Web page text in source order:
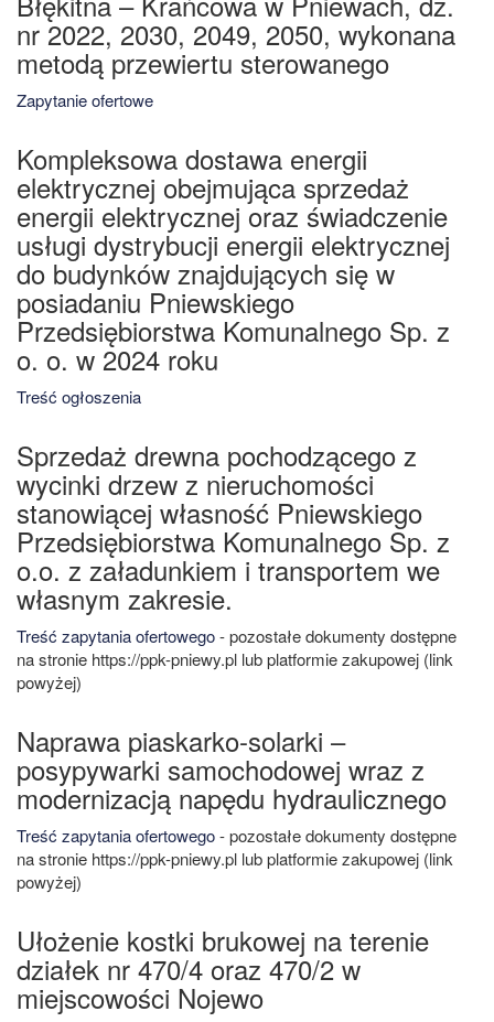
nr 2022, 2030, 2049, 2050, wykonana
metodą przewiertu sterowanego
Zapytanie ofertowe
Kompleksowa dostawa energii
elektrycznej obejmująca sprzedaż
energii elektrycznej oraz świadczenie
usługi dystrybucji energii elektrycznej
do budynków znajdujących się w
posiadaniu Pniewskiego
Przedsiębiorstwa Komunalnego Sp. z
o. o. w 2024 roku
Treść ogłoszenia
Sprzedaż drewna pochodzącego z
wycinki drzew z nieruchomości
stanowiącej własność Pniewskiego
Przedsiębiorstwa Komunalnego Sp. z
o.o. z załadunkiem i transportem we
własnym zakresie.
Treść zapytania ofertowego- pozostałe dokumenty dostępne
na stronie https://ppk-pniewy.pl lub platformie zakupowej (link
powyżej)
Naprawa piaskarko-solarki –
posypywarki samochodowej wraz z
modernizacją napędu hydraulicznego
Treść zapytania ofertowego- pozostałe dokumenty dostępne
na stronie https://ppk-pniewy.pl lub platformie zakupowej (link
powyżej)
Ułożenie kostki brukowej na terenie
działek nr 470/4 oraz 470/2 w
miejscowości Nojewo